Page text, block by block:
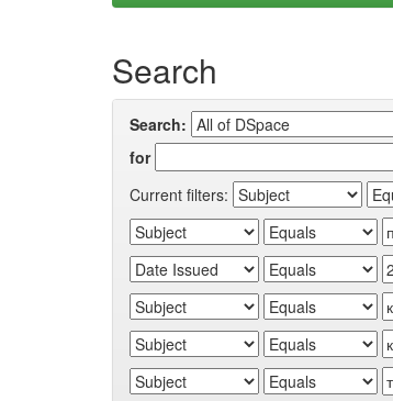
Search
Search:
for
Current filters: